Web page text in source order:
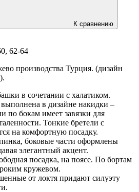
К сравнению
62-64
производства Турция. (дизайн
в сочетании с халатиком.
в дизайне накидки –
по бокам имеет завязки для
Тонкие бретели с
на комфортную посадку.
боковые части оформлены
элегантный акцент.
посадка, на поясе. По бортам
кружевом.
от локтя придают силуэту